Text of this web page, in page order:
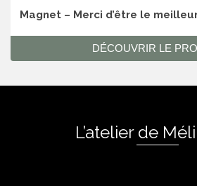
Magnet – Merci d’être le
DÉCOUVRIR LE
L’atelier de